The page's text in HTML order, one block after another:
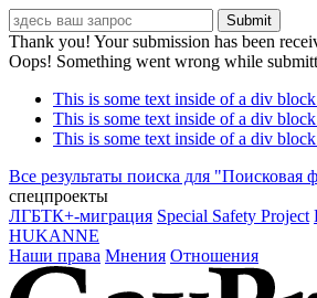
Thank you! Your submission has been
Oops! Something went wrong while
This is some text inside of a div
This is some text inside of a div
This is some text inside of a div
Все результаты поиска для "Поисковая
спецпроекты
ЛГБТК+-миграция Special Safety Project
HUKANNE
Наши права Мнения Отношения